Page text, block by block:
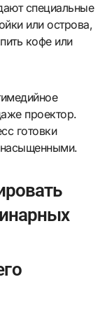
специальные
или острова,
кофе или
проектор.
готовки
насыщенными.